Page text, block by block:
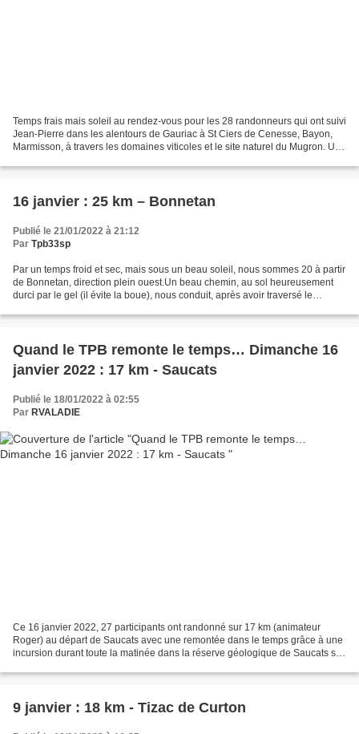
Temps frais mais soleil au rendez-vous pour les 28 randonneurs qui ont suivi
Jean-Pierre dans les alentours de Gauriac à St Ciers de Cenesse, Bayon,
Marmisson, à travers les domaines viticoles et le site naturel du Mugron. Un
16 janvier : 25 km – Bonnetan
Publié le 21/01/2022 à 21:12
Par Tpb33sp
Par un temps froid et sec, mais sous un beau soleil, nous sommes 20 à partir
de Bonnetan, direction plein ouest.Un beau chemin, au sol heureusement
durci par le gel (il évite la boue), nous conduit, après avoir traversé le
Quand le TPB remonte le temps… Dimanche 16
janvier 2022 : 17 km - Saucats
Publié le 18/01/2022 à 02:55
Par RVALADIE
Ce 16 janvier 2022, 27 participants ont randonné sur 17 km (animateur
Roger) au départ de Saucats avec une remontée dans le temps grâce à une
incursion durant toute la matinée dans la réserve géologique de Saucats sur
9 janvier : 18 km - Tizac de Curton